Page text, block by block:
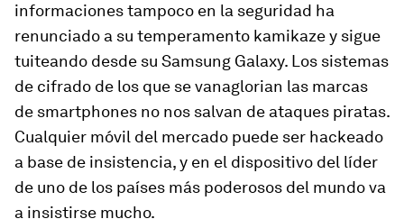
informaciones tampoco en la seguridad ha
renunciado a su temperamento kamikaze y sigue
tuiteando desde su Samsung Galaxy. Los sistemas
de cifrado de los que se vanaglorian las marcas
de smartphones no nos salvan de ataques piratas.
Cualquier móvil del mercado puede ser hackeado
a base de insistencia, y en el dispositivo del líder
de uno de los países más poderosos del mundo va
a insistirse mucho.